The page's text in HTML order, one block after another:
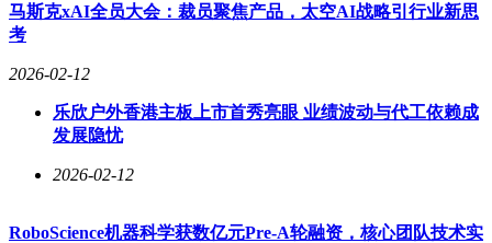
马斯克xAI全员大会：裁员聚焦产品，太空AI战略引行业新思
考
2026-02-12
乐欣户外香港主板上市首秀亮眼 业绩波动与代工依赖成
发展隐忧
2026-02-12
RoboScience机器科学获数亿元Pre-A轮融资，核心团队技术实